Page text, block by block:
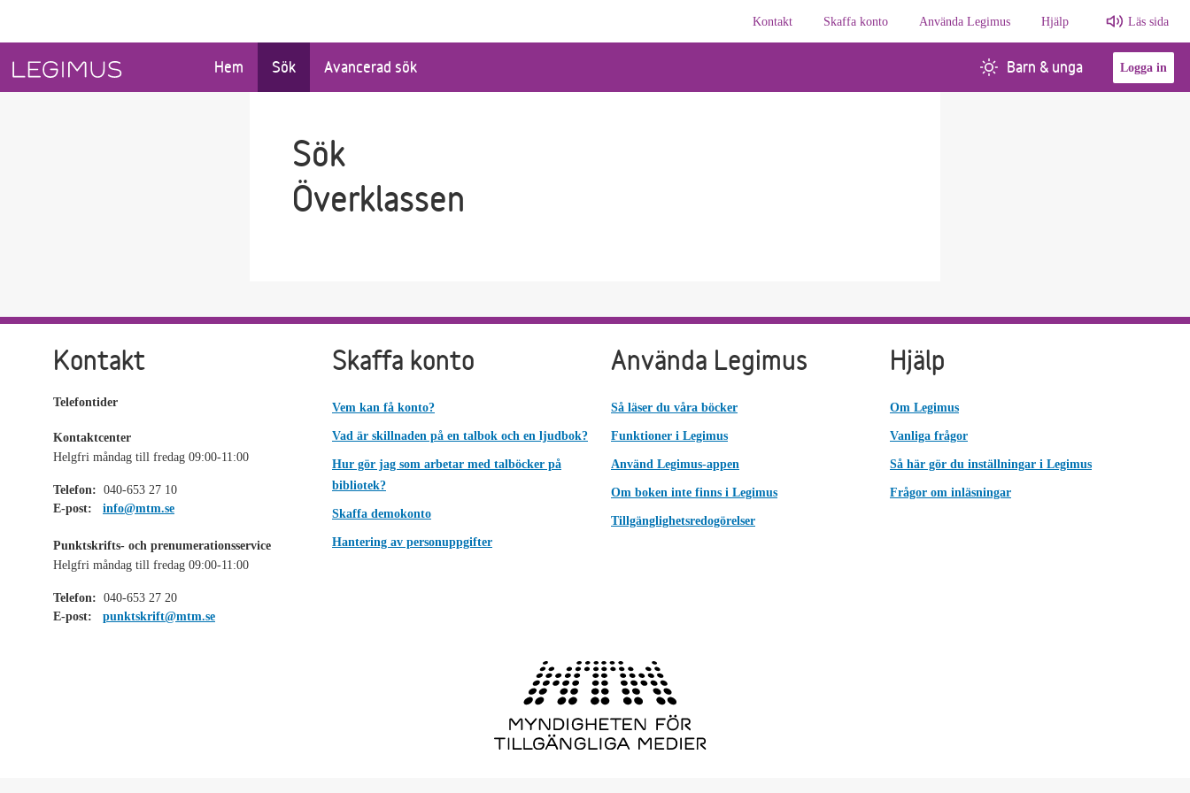
Kontakt
Skaffa konto Använda Legimus Hjälp Läs sida
Hem Sök Avancerad sök Barn & unga Logga in
Sök
Överklassen
Kontakt
Telefontider
Kontaktcenter
Helgfri måndag till fredag 09:00-11:00
Telefon: 040-653 27 10
E-post:
info@mtm.se
Punktskrifts- och prenumerationsservice
Helgfri måndag till fredag 09:00-11:00
Telefon: 040-653 27 20
E-post:
punktskrift@mtm.se
Skaffa konto
Vem kan få konto?
Vad är skillnaden på en talbok och en ljudbok?
Hur gör jag som arbetar med talböcker på
bibliotek?
Skaffa demokonto
Hantering av personuppgifter
Använda Legimus
Så läser du våra böcker
Funktioner i Legimus
Använd Legimus-appen
Om boken inte finns i Legimus
Tillgänglighetsredogörelser
Hjälp
Om Legimus
Vanliga frågor
Så här gör du inställningar i Legimus
Frågor om inläsningar